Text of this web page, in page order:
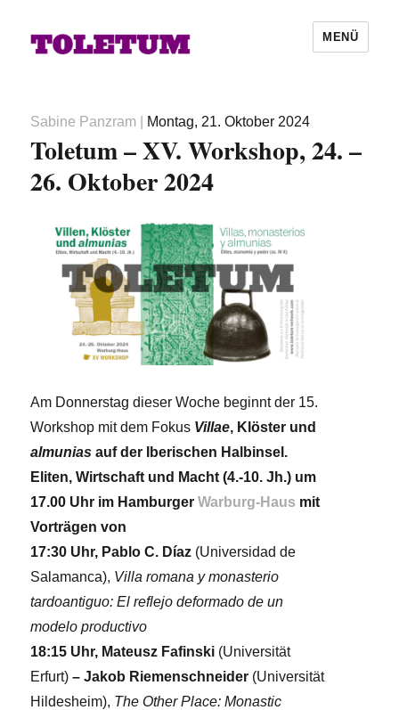
MENÜ
Autor
Sabine Panzram
Veröffentlicht
am
Montag, 21. Oktober 2024
Toletum – XV. Workshop, 24. –
26. Oktober 2024
Am Donnerstag dieser Woche beginnt der 15.
Workshop mit dem Fokus Villae, Klöster und
almunias auf der Iberischen Halbinsel.
Eliten, Wirtschaft und Macht (4.-10. Jh.) um
17.00 Uhr im HamburgerWarburg-Haus mit
Vorträgen von
17:30 Uhr, Pablo C. Díaz (Universidad de
Salamanca), Villa romana y monasterio
tardoantiguo: El reflejo deformado de un
modelo productivo
18:15 Uhr, Mateusz Fafinski (Universität
Erfurt)– Jakob Riemenschneider (Universität
Hildesheim), The Other Place: Monastic